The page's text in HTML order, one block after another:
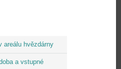
areálu hvězdárny
a vstupné